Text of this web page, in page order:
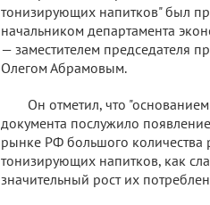
тонизирующих напитков" был
начальником департамента
— заместителем председателя
Олегом Абрамовым.
Он отметил, что
документа послужило
рынке РФ большого количества
тонизирующих напитков, как
значительный рост их